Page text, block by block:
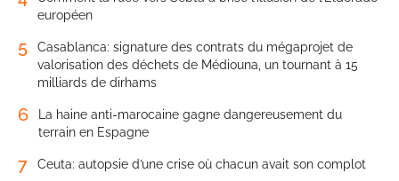
européen
5
Casablanca: signature des contrats du mégaprojet de
valorisation des déchets de Médiouna, un tournant à 15
milliards de dirhams
6
La haine anti-marocaine gagne dangereusement du
terrain en Espagne
7 Ceuta: autopsie d’une crise où chacun avait son complot